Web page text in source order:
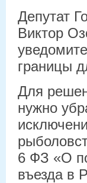
Депутат
Виктор
границы
Для
нужно
6 ФЗ «О
въезда в